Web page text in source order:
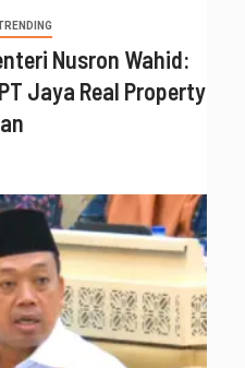
Nusron Wahid:
Jaya Real Property